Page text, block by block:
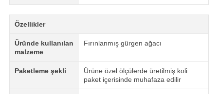
Özellikler
Üründe kullanılan
malzeme
Fırınlanmış gürgen ağacı
Paketleme şekli
Ürüne özel ölçülerde üretilmiş koli
paket içerisinde muhafaza edilir